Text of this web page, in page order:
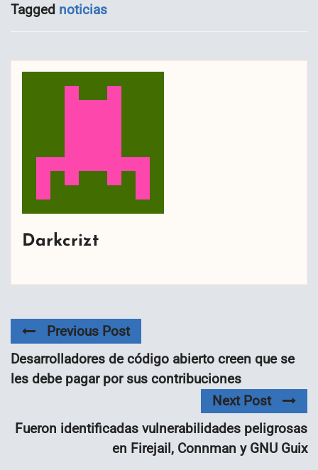
Tagged noticias
Darkcrizt
Previous Post
Desarrolladores de código abierto creen que se
les debe pagar por sus contribuciones
Next Post
Fueron identificadas vulnerabilidades peligrosas
en Firejail, Connman y GNU Guix